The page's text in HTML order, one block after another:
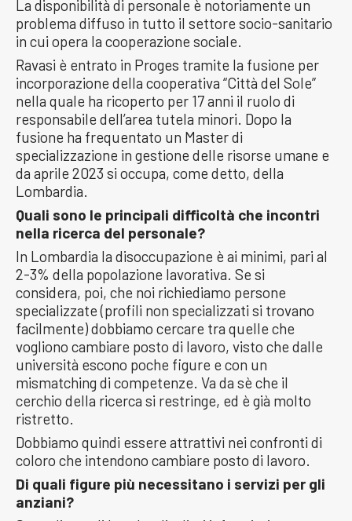
La disponibilità di personale è notoriamente un
problema diffuso in tutto il settore socio-sanitario
in cui opera la cooperazione sociale.
Ravasi è entrato in Proges tramite la fusione per
incorporazione della cooperativa “Città del Sole”
nella quale ha ricoperto per 17 anni il ruolo di
responsabile dell’area tutela minori. Dopo la
fusione ha frequentato un Master di
specializzazione in gestione delle risorse umane e
da aprile 2023 si occupa, come detto, della
Lombardia.
Quali sono le principali difficoltà che incontri
nella ricerca del personale?
In Lombardia la disoccupazione è ai minimi, pari al
2-3% della popolazione lavorativa. Se si
considera, poi, che noi richiediamo persone
specializzate (profili non specializzati si trovano
facilmente) dobbiamo cercare tra quelle che
vogliono cambiare posto di lavoro, visto che dalle
università escono poche figure e con un
mismatching di competenze. Va da sè che il
cerchio della ricerca si restringe, ed è già molto
ristretto.
Dobbiamo quindi essere attrattivi nei confronti di
coloro che intendono cambiare posto di lavoro.
Di quali figure più necessitano i servizi per gli
anziani?